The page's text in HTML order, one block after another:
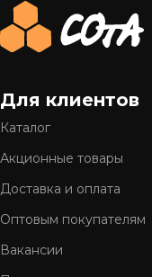
Для клиентов
Каталог
Акционные товары
Доставка и оплата
Оптовым покупателям
Вакансии